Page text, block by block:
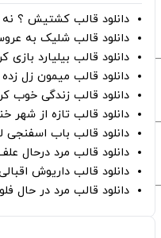
دانلود قالب کشتیش ؟ نه
دانلود قالب شلیک به
دانلود قالب بیلیارد بازی
دانلود قالب میمون زل زده
دانلود قالب زندگی خوب
دانلود قالب تازه از شهر
دانلود قالب باب اسفنجی
دانلود قالب مرد درحال
دانلود قالب داریوش
دانلود قالب مرد در حال